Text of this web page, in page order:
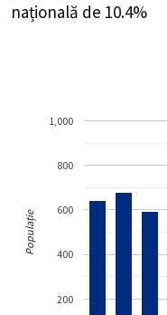
națională de 10.4%
200
400
600
800
1,000
Populație